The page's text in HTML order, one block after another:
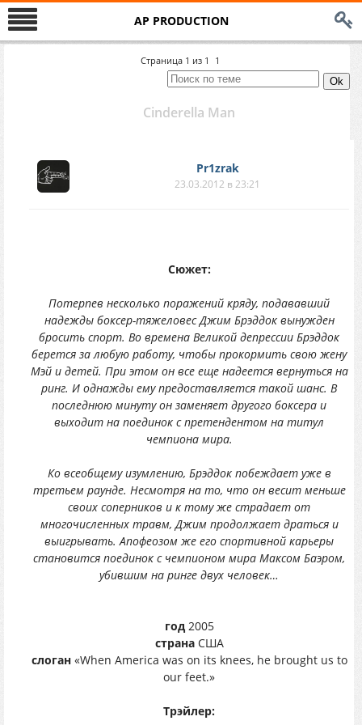
AP PRODUCTION
Страница 1 из 1 1
Cinderella Man
Pr1zrak
23.03.2012 в 23:21
Сюжет:
Потерпев несколько поражений кряду, подававший
надежды боксер-тяжеловес Джим Брэддок вынужден
бросить спорт. Во времена Великой депрессии Брэддок
берется за любую работу, чтобы прокормить свою жену
Мэй и детей. При этом он все еще надеется вернуться на
ринг. И однажды ему предоставляется такой шанс. В
последнюю минуту он заменяет другого боксера и
выходит на поединок с претендентом на титул
чемпиона мира.
Ко всеобщему изумлению, Брэддок побеждает уже в
третьем раунде. Несмотря на то, что он весит меньше
своих соперников и к тому же страдает от
многочисленных травм, Джим продолжает драться и
выигрывать. Апофеозом же его спортивной карьеры
становится поединок с чемпионом мира Максом Баэром,
убившим на ринге двух человек…
год2005
странаСША
слоган«When America was on its knees, he brought us to
our feet.»
Трэйлер: